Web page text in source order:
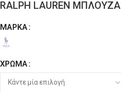
RALPH LAUREN ΜΠΛΟΥΖΑ
ΜΆΡΚΑ
ΧΡΏΜΑ
Alternative: